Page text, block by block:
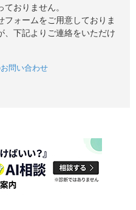
おりません。
フォームをご用意しておりま
、下記よりご連絡をいただけ
問い合わせ